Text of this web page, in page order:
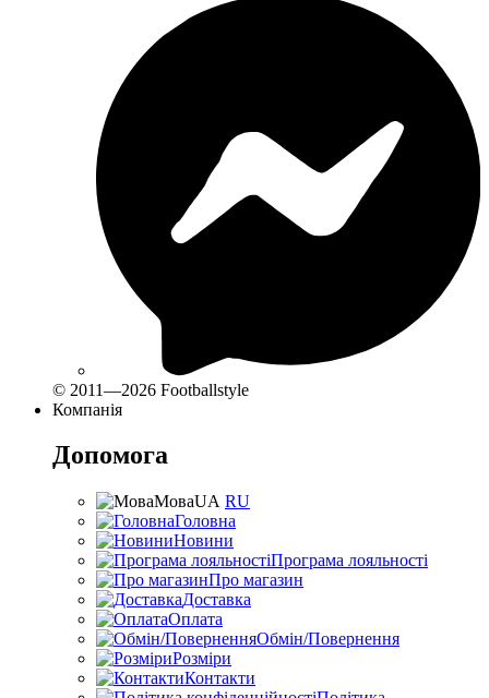
© 2011—2026 Footballstyle
Компанія
Допомога
МоваUA RU
Головна
Новини
Програма лояльності
Про магазин
Доставка
Оплата
Обмін/Повернення
Розміри
Контакти